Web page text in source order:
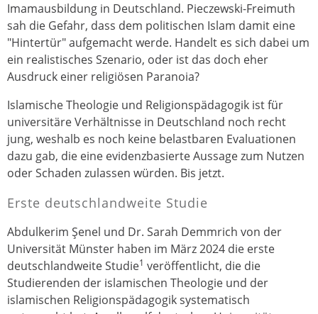
Imamausbildung in Deutschland. Pieczewski-Freimuth
sah die Gefahr, dass dem politischen Islam damit eine
"Hintertür" aufgemacht werde. Handelt es sich dabei um
ein realistisches Szenario, oder ist das doch eher
Ausdruck einer religiösen Paranoia?
Islamische Theologie und Religionspädagogik ist für
universitäre Verhältnisse in Deutschland noch recht
jung, weshalb es noch keine belastbaren Evaluationen
dazu gab, die eine evidenzbasierte Aussage zum Nutzen
oder Schaden zulassen würden. Bis jetzt.
Erste deutschlandweite Studie
Abdulkerim Şenel und Dr. Sarah Demmrich von der
Universität Münster haben im März 2024 die erste
deutschlandweite Studie1 veröffentlicht, die die
Studierenden der islamischen Theologie und der
islamischen Religionspädagogik systematisch